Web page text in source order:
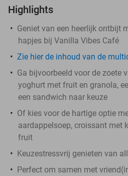
Highlights
Geniet van een heerlijk ontbijt
hapjes bij Vanilla Vibes Café
Zie hier de inhoud van de
Ga bijvoorbeeld voor de zoete
yoghurt met fruit en granola,
een sandwich naar keuze
Of kies voor de hartige optie
aardappelsoep, croissant met
fruit
Keuzestressvrij genieten van
Perfect om samen met